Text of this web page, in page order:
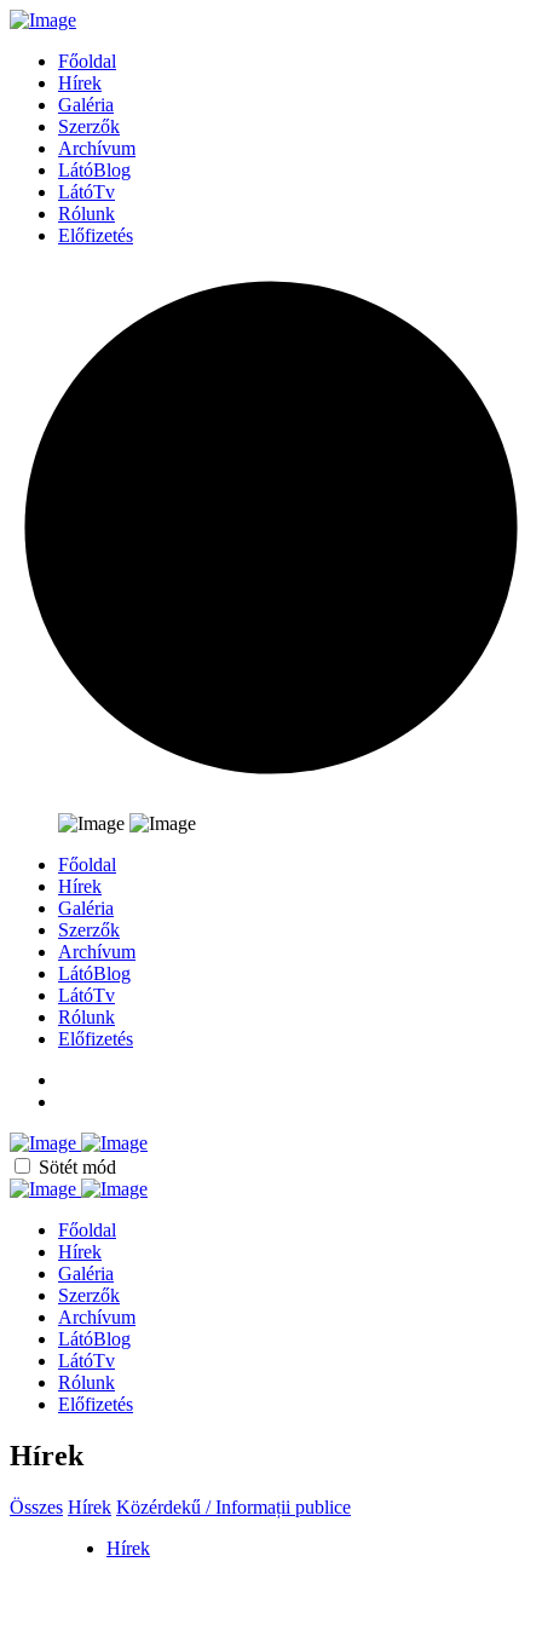
Főoldal
Hírek
Galéria
Szerzők
Archívum
LátóBlog
LátóTv
Rólunk
Előfizetés
Főoldal
Hírek
Galéria
Szerzők
Archívum
LátóBlog
LátóTv
Rólunk
Előfizetés
Sötét mód
Főoldal
Hírek
Galéria
Szerzők
Archívum
LátóBlog
LátóTv
Rólunk
Előfizetés
Hírek
Összes Hírek Közérdekű / Informații publice
Hírek